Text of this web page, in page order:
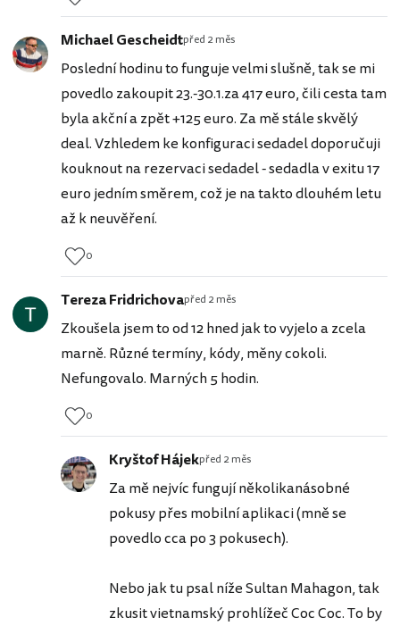
Michael Gescheidtpřed 2 měs
Poslední hodinu to funguje velmi slušně, tak se mi
povedlo zakoupit 23.-30.1.za 417 euro, čili cesta tam
byla akční a zpět +125 euro. Za mě stále skvělý
deal. Vzhledem ke konfiguraci sedadel doporučuji
kouknout na rezervaci sedadel - sedadla v exitu 17
euro jedním směrem, což je na takto dlouhém letu
až k neuvěření.
0
Tereza Fridrichovapřed 2 měs
Zkoušela jsem to od 12 hned jak to vyjelo a zcela
marně. Různé termíny, kódy, měny cokoli.
Nefungovalo. Marných 5 hodin.
0
Kryštof Hájekpřed 2 měs
Za mě nejvíc fungují několikanásobné
pokusy přes mobilní aplikaci (mně se
povedlo cca po 3 pokusech).
Nebo jak tu psal níže Sultan Mahagon, tak
zkusit vietnamský prohlížeč Coc Coc. To by